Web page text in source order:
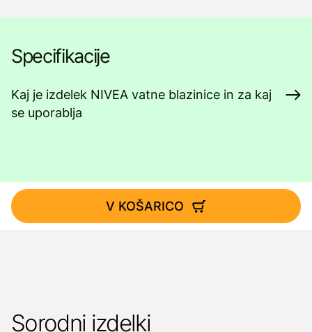
Specifikacije
Kaj je izdelek NIVEA vatne blazinice in za kaj
se uporablja
V KOŠARICO
Sorodni izdelki